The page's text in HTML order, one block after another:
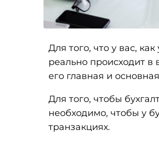
Для того, что у вас,
реально происходит в
его главная и
Для того, чтобы
необходимо, чтобы у
транзакциях.